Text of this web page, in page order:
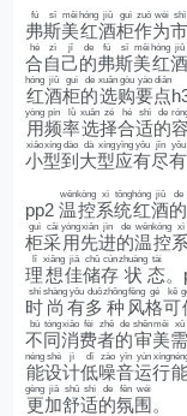
弗
fú
斯
sī
美
měi
红
hóng
酒
jiǔ
柜
guì
作
zuò
为
wèi
市
shì
合
hé
自
zì
己
jǐ
的
de
弗
fú
斯
sī
美
měi
红
hóng jiǔ
红
hóng
酒
jiǔ
柜
guì
的
de
选
xuǎn
购
gòu
要
yào
点
diǎn
用
yòng
频
pín
率
lǜ
选
xuǎn
择
zé
合
hé
适
shì
的
de
容
小
xiǎo
型
xíng
到
dào
大
dà
型
xíng
应
yīng
有
yǒu
尽
jǐn
有
yǒu
pp2温
wēn
控
kòng
系
xì
统
tǒng
红
hóng
酒
jiǔ
的
de
柜
guì
采
cǎi
用
yòng
先
xiān
进
jìn
的
de
温
wēn
控
kòng xì
理
lǐ
想
xiǎng
佳
jiā
储
chǔ
存
cún
状
zhuàng
态
tài
时
shí
尚
shàng
有
yǒu
多
duō
种
zhǒng
风
fēng
格
gé
可
kě
不
bù
同
tóng
消
xiāo
费
fèi
者
zhě
的
de
审
shěn
美
měi xū
能
néng
设
shè
计
jì
低
dī
噪
zào
音
yīn
运
yùn
行
xíng
更
gèng
加
jiā
舒
shū
适
shì
的
de
氛
fēn
围
wéi
。